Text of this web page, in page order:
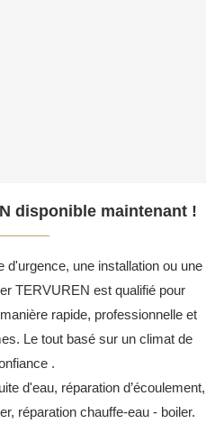
disponible maintenant !
une installation ou une
TERVUREN est qualifié pour
rapide, professionnelle et
Le tout basé sur un climat de
.
d'eau, réparation d’écoulement,
réparation chauffe-eau - boiler.